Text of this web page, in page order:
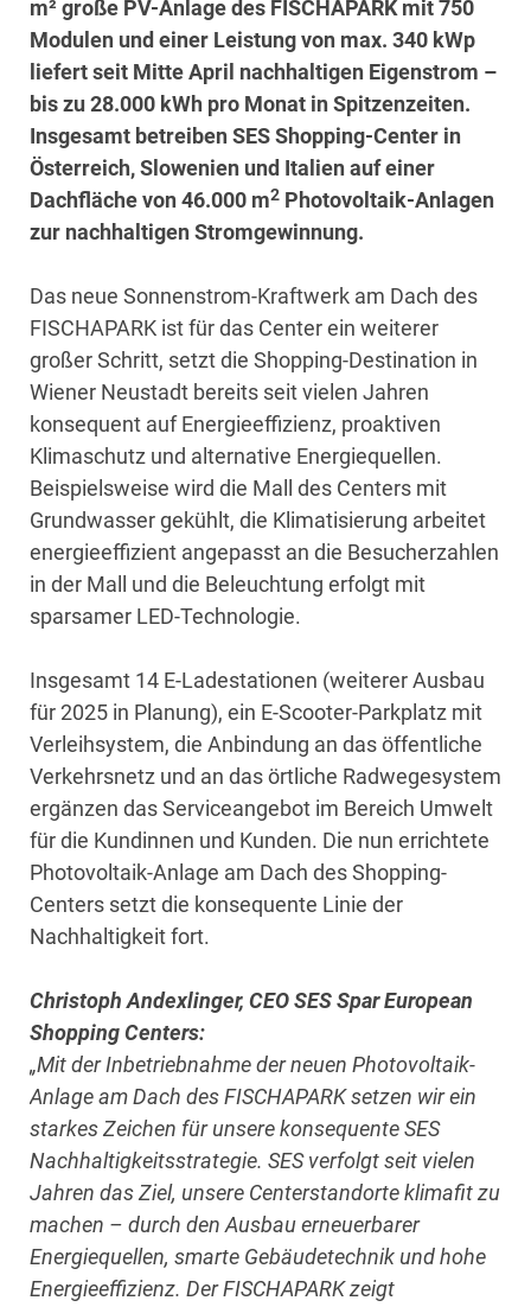
m² große PV-Anlage des FISCHAPARK mit 750
Modulen und einer Leistung von max. 340 kWp
liefert seit Mitte April nachhaltigen Eigenstrom –
bis zu 28.000 kWh pro Monat in Spitzenzeiten.
Insgesamt betreiben SES Shopping-Center in
Österreich, Slowenien und Italien auf einer
Dachfläche von 46.000 m2 Photovoltaik-Anlagen
zur nachhaltigen Stromgewinnung.
Das neue Sonnenstrom-Kraftwerk am Dach des
FISCHAPARK ist für das Center ein weiterer
großer Schritt, setzt die Shopping-Destination in
Wiener Neustadt bereits seit vielen Jahren
konsequent auf Energieeffizienz, proaktiven
Klimaschutz und alternative Energiequellen.
Beispielsweise wird die Mall des Centers mit
Grundwasser gekühlt, die Klimatisierung arbeitet
energieeffizient angepasst an die Besucherzahlen
in der Mall und die Beleuchtung erfolgt mit
sparsamer LED-Technologie.
Insgesamt 14 E-Ladestationen (weiterer Ausbau
für 2025 in Planung), ein E-Scooter-Parkplatz mit
Verleihsystem, die Anbindung an das öffentliche
Verkehrsnetz und an das örtliche Radwegesystem
ergänzen das Serviceangebot im Bereich Umwelt
für die Kundinnen und Kunden. Die nun errichtete
Photovoltaik-Anlage am Dach des Shopping-
Centers setzt die konsequente Linie der
Nachhaltigkeit fort.
Christoph Andexlinger, CEO SES Spar European
Shopping Centers:
„Mit der Inbetriebnahme der neuen Photovoltaik-
Anlage am Dach des FISCHAPARK setzen wir ein
starkes Zeichen für unsere konsequente SES
Nachhaltigkeitsstrategie. SES verfolgt seit vielen
Jahren das Ziel, unsere Centerstandorte klimafit zu
machen – durch den Ausbau erneuerbarer
Energiequellen, smarte Gebäudetechnik und hohe
Energieeffizienz. Der FISCHAPARK zeigt